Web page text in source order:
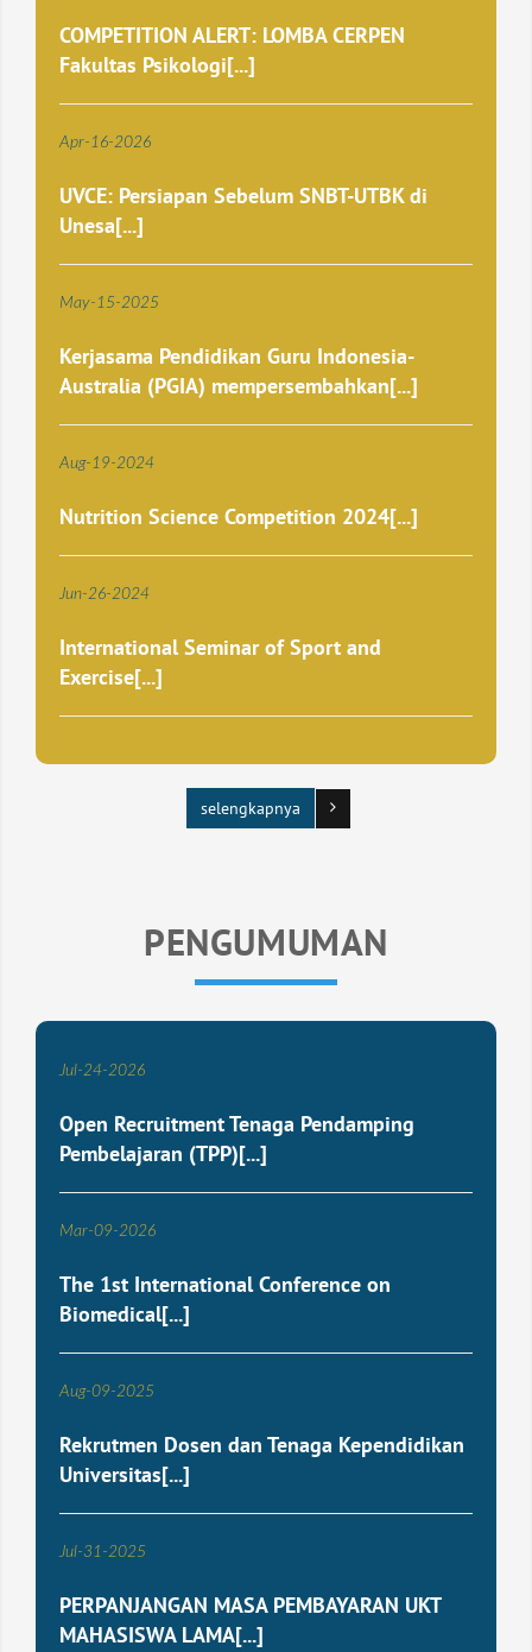
COMPETITION ALERT: LOMBA CERPEN
Fakultas Psikologi[...]
Apr-16-2026
UVCE: Persiapan Sebelum SNBT-UTBK di
Unesa[...]
May-15-2025
Kerjasama Pendidikan Guru Indonesia-
Australia (PGIA) mempersembahkan[...]
Aug-19-2024
Nutrition Science Competition 2024[...]
Jun-26-2024
International Seminar of Sport and
Exercise[...]
selengkapnya
PENGUMUMAN
Jul-24-2026
Open Recruitment Tenaga Pendamping
Pembelajaran (TPP)[...]
Mar-09-2026
The 1st International Conference on
Biomedical[...]
Aug-09-2025
Rekrutmen Dosen dan Tenaga Kependidikan
Universitas[...]
Jul-31-2025
PERPANJANGAN MASA PEMBAYARAN UKT
MAHASISWA LAMA[...]